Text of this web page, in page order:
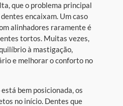
que o problema principal
encaixam. Um caso
alinhadores raramente é
tortos. Muitas vezes,
à mastigação,
e melhorar o conforto no
bem posicionada, os
no início. Dentes que